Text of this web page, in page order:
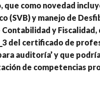
como novedad
(SVB) y manejo de
y Fiscalidad,
del certificado de
auditoría’ y que
de competencias